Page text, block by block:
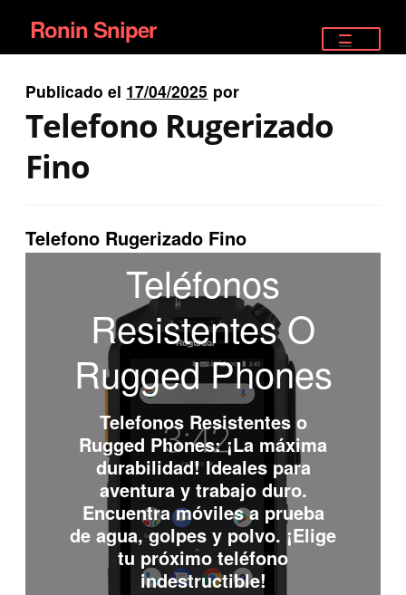
Ir
a
la
navegación
Ir
al
contenido
Ronin Sniper
EQUIPAMIENTO ÉLITE
PISTOLAS
SATELITALES
Publicado el 17/04/2025 por
Telefono Rugerizado
Fino
Telefono Rugerizado Fino
Teléfonos
Resistentes O
Rugged Phones
Telefonos Resistentes o
Rugged Phones: ¡La máxima
durabilidad! Ideales para
aventura y trabajo duro.
Encuentra móviles a prueba
de agua, golpes y polvo. ¡Elige
tu próximo teléfono
indestructible!